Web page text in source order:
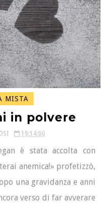
MISTA
in polvere
19:14:00
è stata accolta con
anemica!» profetizzò,
una gravidanza e anni
verso di far avverare